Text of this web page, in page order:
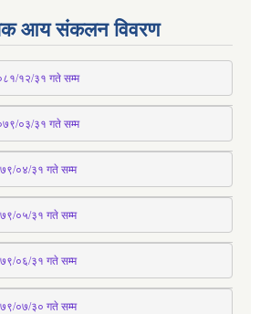
आय संकलन विवरण
१२/३१ गते सम्म
०३/३१ गते सम्म
०४/३१ गते सम्म
०५/३१ गते सम्म
०६/३१ गते सम्म
०७/३० गते सम्म